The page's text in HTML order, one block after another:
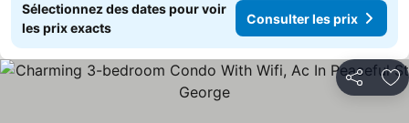
Sélectionnez des dates pour voir
les prix exacts
Consulter les prix
Partager